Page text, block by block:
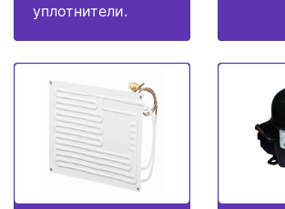
уплотнители.